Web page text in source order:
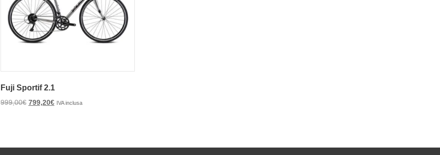
Fuji Sportif 2.1
999,00€ 799,20€ IVA inclusa